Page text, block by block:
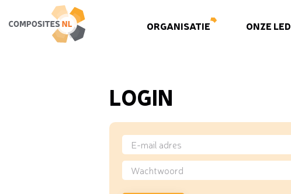
ORGANISATIE ONZE
LOGIN